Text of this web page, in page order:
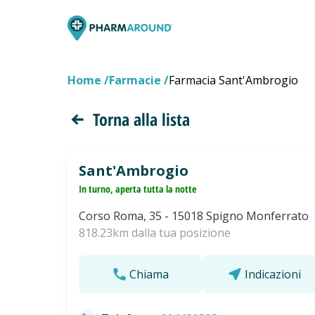
Home Farmacie Farmacia Sant'Ambrogio
Torna alla lista
Sant'Ambrogio
In turno, aperta tutta la notte
Corso Roma, 35 - 15018 Spigno Monferrato
818.23km dalla tua posizione
Chiama Indicazioni